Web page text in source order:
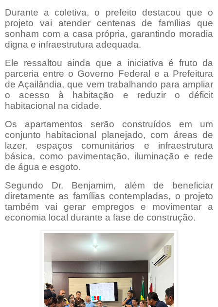
Durante a coletiva, o prefeito destacou que o
projeto vai atender centenas de famílias que
sonham com a casa própria, garantindo moradia
digna e infraestrutura adequada.
Ele ressaltou ainda que a iniciativa é fruto da
parceria entre o Governo Federal e a Prefeitura
de Açailândia, que vem trabalhando para ampliar
o acesso à habitação e reduzir o déficit
habitacional na cidade.
Os apartamentos serão construídos em um
conjunto habitacional planejado, com áreas de
lazer, espaços comunitários e infraestrutura
básica, como pavimentação, iluminação e rede
de água e esgoto.
Segundo Dr. Benjamim, além de beneficiar
diretamente as famílias contempladas, o projeto
também vai gerar empregos e movimentar a
economia local durante a fase de construção.